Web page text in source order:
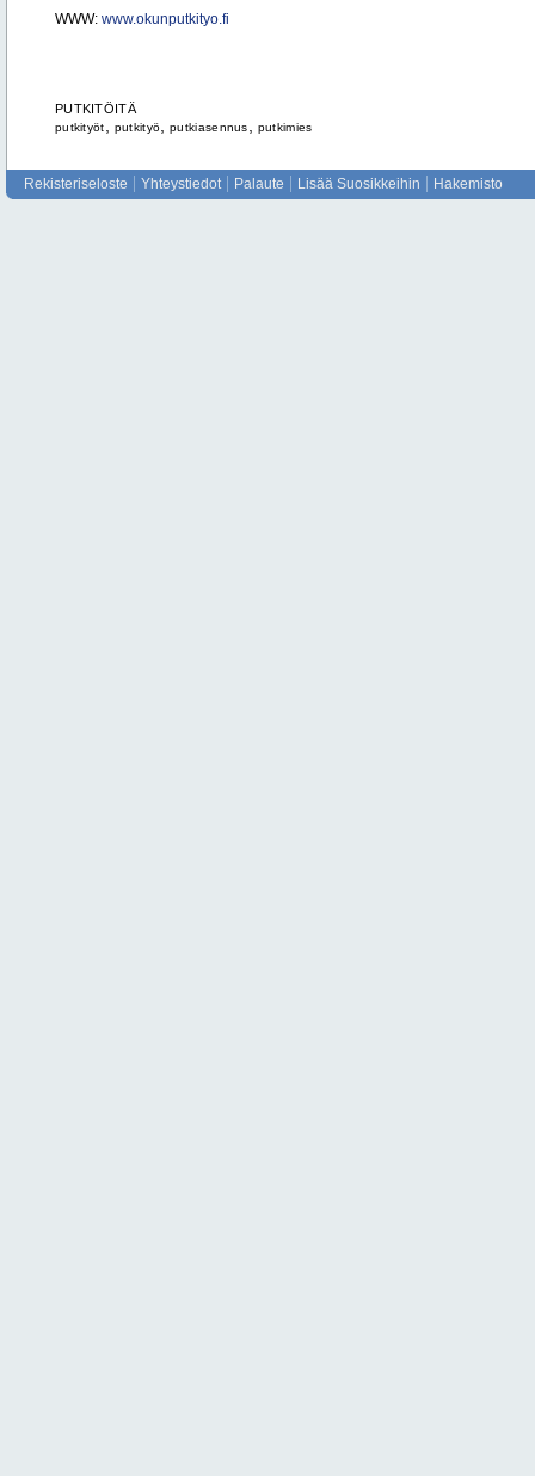
WWW: www.okunputkityo.fi
PUTKITÖITÄ
putkityöt putkityö ,putkiasennus putkimies
Rekisteriseloste Yhteystiedot Palaute Lisää Suosikkeihin Hakemisto